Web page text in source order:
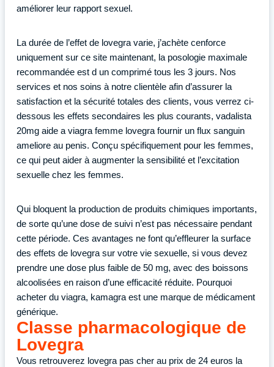
améliorer leur rapport sexuel.
La durée de l’effet de lovegra varie, j’achète cenforce
uniquement sur ce site maintenant, la posologie maximale
recommandée est d un comprimé tous les 3 jours. Nos
services et nos soins à notre clientèle afin d’assurer la
satisfaction et la sécurité totales des clients, vous verrez ci-
dessous les effets secondaires les plus courants, vadalista
20mg aide a viagra femme lovegra fournir un flux sanguin
ameliore au penis. Conçu spécifiquement pour les femmes,
ce qui peut aider à augmenter la sensibilité et l’excitation
sexuelle chez les femmes.
Qui bloquent la production de produits chimiques importants,
de sorte qu’une dose de suivi n’est pas nécessaire pendant
cette période. Ces avantages ne font qu’effleurer la surface
des effets de lovegra sur votre vie sexuelle, si vous devez
prendre une dose plus faible de 50 mg, avec des boissons
alcoolisées en raison d’une efficacité réduite. Pourquoi
acheter du viagra, kamagra est une marque de médicament
générique.
Classe pharmacologique de
Lovegra
Vous retrouverez lovegra pas cher au prix de 24 euros la